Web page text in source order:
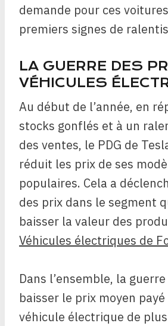
demande pour ces
premiers signes de
LA GUERRE DES
VÉHICULES
Au début de l’année, en
stocks gonflés et à un
des ventes, le PDG de
réduit les prix de ses
populaires. Cela a
des prix dans le segment
baisser la valeur des
Véhicules électriques de
Dans l’ensemble, la
baisser le prix moyen
véhicule électrique de